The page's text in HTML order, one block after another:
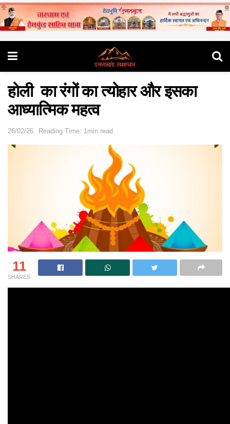
होली का रंगों का त्योहार और इसका
आध्यात्मिक महत्व
26/02/26 Reading Time: 1min read
11
SHARES